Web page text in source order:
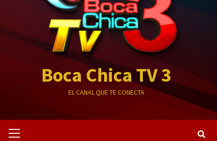
Boca Chica TV 3
EL CANAL QUE TE CONECTA
primario